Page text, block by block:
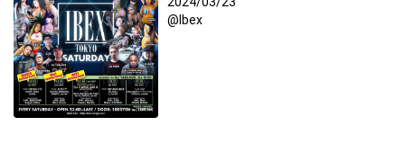
@Ibex